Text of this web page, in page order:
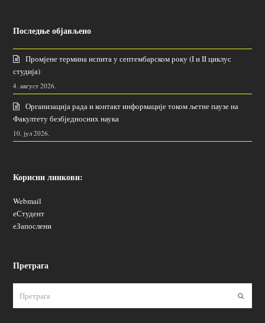
Последње објављено
Промјене термина испита у септембарском року (I и II циклус
студија)
4. август 2026.
Организација рада и контакт информације током љетне паузе на
Факултету безбједносних наука
10. јул 2026.
Корисни линкови:
Webmail
еСтудент
еЗапослени
Претрага